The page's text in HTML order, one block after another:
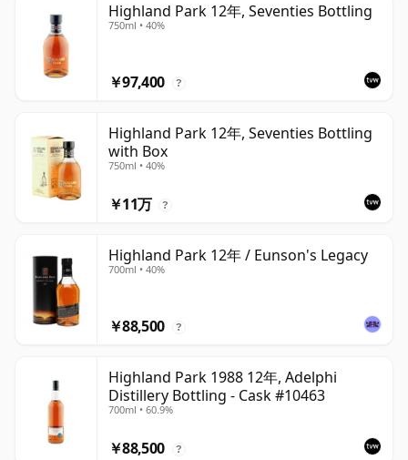
Highland Park 12年, Seventies Bottling
750ml • 40%
￥97,400 ?
Highland Park 12年, Seventies Bottling
with Box
750ml • 40%
￥11万 ?
Highland Park 12年 / Eunson's Legacy
700ml • 40%
￥88,500 ?
Highland Park 1988 12年, Adelphi
Distillery Bottling - Cask #10463
700ml • 60.9%
￥88,500 ?